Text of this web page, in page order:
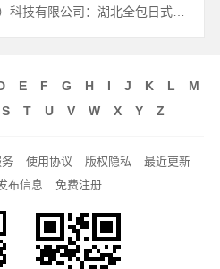
同城快装（湖北）科技有限公司：湖北全包日式原木风快速装修
E F G H I J K L
M
S T U V W X Y Z
使用协议 版权隐私
最近更新
布信息 免费注册